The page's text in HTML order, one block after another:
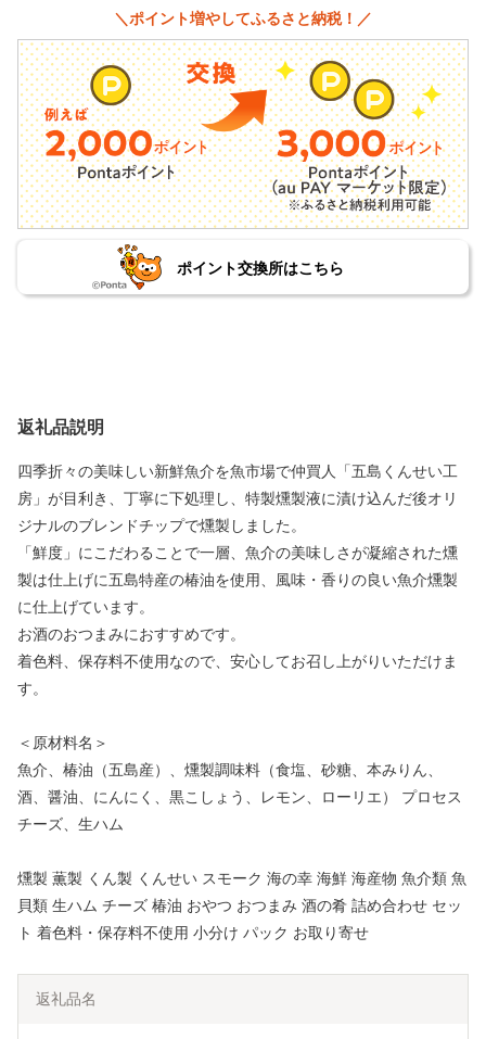
＼ポイント増やしてふるさと納税！／
ポイント交換所はこちら
返礼品説明
四季折々の美味しい新鮮魚介を魚市場で仲買人「五島くんせい工
房」が目利き、丁寧に下処理し、特製燻製液に漬け込んだ後オリ
ジナルのブレンドチップで燻製しました。
「鮮度」にこだわることで一層、魚介の美味しさが凝縮された燻
製は仕上げに五島特産の椿油を使用、風味・香りの良い魚介燻製
に仕上げています。
お酒のおつまみにおすすめです。
着色料、保存料不使用なので、安心してお召し上がりいただけま
す。
＜原材料名＞
魚介、椿油（五島産）、燻製調味料（食塩、砂糖、本みりん、
酒、醤油、にんにく、黒こしょう、レモン、ローリエ） プロセス
チーズ、生ハム
燻製 薫製 くん製 くんせい スモーク 海の幸 海鮮 海産物 魚介類 魚
貝類 生ハム チーズ 椿油 おやつ おつまみ 酒の肴 詰め合わせ セッ
ト 着色料・保存料不使用 小分け パック お取り寄せ
返礼品名